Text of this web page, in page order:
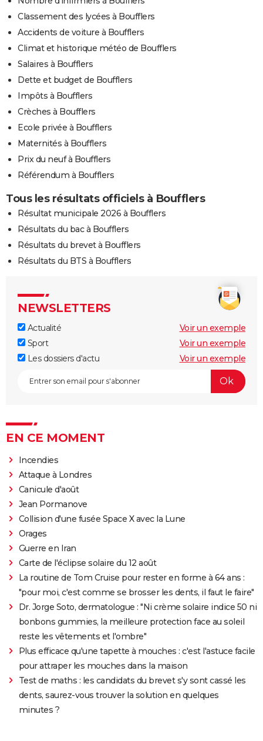
Classement des lycées à Boufflers
Accidents de voiture à Boufflers
Climat et historique météo de Boufflers
Salaires à Boufflers
Dette et budget de Boufflers
Impôts à Boufflers
Crèches à Boufflers
Ecole privée à Boufflers
Maternités à Boufflers
Prix du neuf à Boufflers
Référendum à Boufflers
Tous les résultats officiels à Boufflers
Résultat municipale 2026 à Boufflers
Résultats du bac à Boufflers
Résultats du brevet à Boufflers
Résultats du BTS à Boufflers
NEWSLETTERS
Actualité
Voir un exemple
Sport
Voir un exemple
Les dossiers d'actu
Voir un exemple
EN CE MOMENT
Incendies
Attaque à Londres
Canicule d'août
Jean Pormanove
Collision d'une fusée Space X avec la Lune
Orages
Guerre en Iran
Carte de l'éclipse solaire du 12 août
La routine de Tom Cruise pour rester en forme à 64 ans :
"pour moi, c'est comme se brosser les dents, il faut le faire"
Dr. Jorge Soto, dermatologue : "Ni crème solaire indice 50 ni
bonbons gummies, la meilleure protection face au soleil
reste les vêtements et l'ombre"
Plus efficace qu'une tapette à mouches : c'est l'astuce facile
pour attraper les mouches dans la maison
Test de maths : les candidats du brevet s'y sont cassé les
dents, saurez-vous trouver la solution en quelques
minutes ?